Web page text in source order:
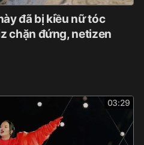
đã bị kiều nữ tóc
chặn đứng, netizen
03:29